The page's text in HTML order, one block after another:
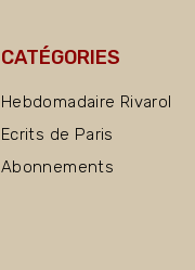
CATÉGORIES
Hebdomadaire Rivarol
Ecrits de Paris
Abonnements